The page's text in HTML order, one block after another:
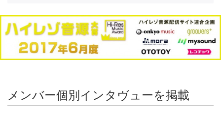
メンバー個別インタヴューを掲載